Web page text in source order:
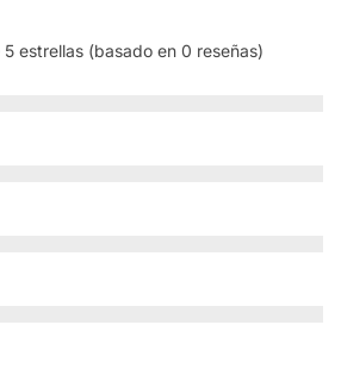
estrellas (basado en 0 reseñas)